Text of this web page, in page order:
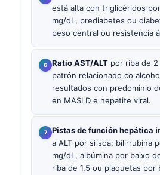
está alta con triglicéridos
mg/dL, prediabetes ou
peso central ou resistencia
Ratio AST/ALT por riba de
patrón relacionado co
resultados con predominio
en MASLD e hepatite viral.
Pistas de función hepática
a ALT por si soa: bilirrubina
mg/dL, albúmina por baixo
riba de 1,5 ou plaquetas por